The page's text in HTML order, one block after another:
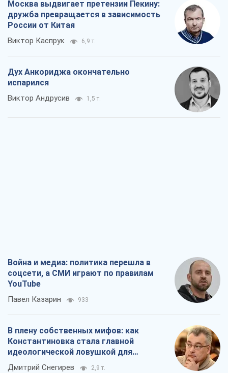
Москва выдвигает претензии Пекину:
дружба превращается в зависимость
России от Китая
Виктор Каспрук 6,9 т.
Дух Анкориджа окончательно
испарился
Виктор Андрусив 1,5 т.
Война и медиа: политика перешла в
соцсети, а СМИ играют по правилам
YouTube
Павел Казарин 933
В плену собственных мифов: как
Константиновка стала главной
идеологической ловушкой для
российских оккупантов
Дмитрий Снегирев 2,9 т.